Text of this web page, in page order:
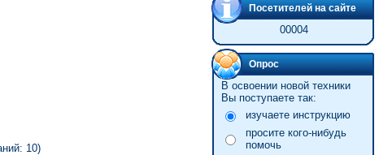
10)
Посетителей на сайте
00004
Опрос
В освоении новой техники
Вы поступаете так:
изучаете инструкцию
просите кого-нибудь
помочь